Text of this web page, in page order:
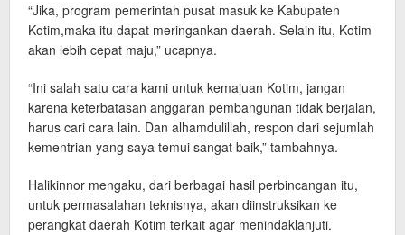
“Jika, program pemerintah pusat masuk ke Kabupaten
Kotim,maka itu dapat meringankan daerah. Selain itu, Kotim
akan lebih cepat maju,” ucapnya.
“Ini salah satu cara kami untuk kemajuan Kotim, jangan
karena keterbatasan anggaran pembangunan tidak berjalan,
harus cari cara lain. Dan alhamdulillah, respon dari sejumlah
kementrian yang saya temui sangat baik,” tambahnya.
Halikinnor mengaku, dari berbagai hasil perbincangan itu,
untuk permasalahan teknisnya, akan diinstruksikan ke
perangkat daerah Kotim terkait agar menindaklanjuti.